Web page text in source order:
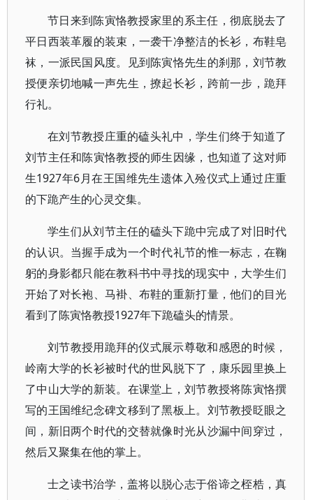
节日来到陈寅恪教授家里的系主任，彻底脱去了
平日西装革履的装束，一袭干净整洁的长衫，布鞋皂
袜，一派民国风度。见到陈寅恪先生的刹那，刘节教
授便亲切地喊一声先生，撩起长衫，跨前一步，跪拜
行礼。
在刘节教授庄重的磕头礼中，学生们终于知道了
刘节主任和陈寅恪教授的师生因缘，也知道了这对师
生1927年6月在王国维先生遗体入殓仪式上通过庄重
的下跪产生的心灵交集。
学生们从刘节主任的磕头下跪中完成了对旧时代
的认识。当握手成为一个时代礼节的惟一标志，在鞠
躬的身影都只能在教科书中寻找的现实中，大学生们
开始了对长袍、马褂、布鞋的重新打量，他们的目光
看到了陈寅恪教授1927年下跪磕头的情景。
刘节教授用跪拜的仪式展示尊敬和感恩的时候，
岭南大学的长衫被时代的世风脱下了，康乐园里换上
了中山大学的新装。在课堂上，刘节教授将陈寅恪撰
写的王国维纪念碑文移到了黑板上。刘节教授眨眼之
间，新旧两个时代的交替就像时光从沙漏中间穿过，
然后又聚集在他的掌上。
士之读书治学，盖将以脱心志于俗谛之桎梏，真